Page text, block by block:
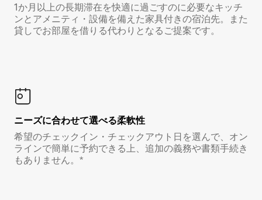
1か月以上の長期滞在を快適に過ごすのに必要なキッチ
ンとアメニティ・設備を備えた家具付きの宿泊先。また
貸しでお部屋を借りる代わりとなるご提案です。
ニーズに合わせて選べる柔軟性
希望のチェックイン・チェックアウト日を選んで、オン
ラインで簡単に予約できる上、追加の義務や書類手続き
もありません。*